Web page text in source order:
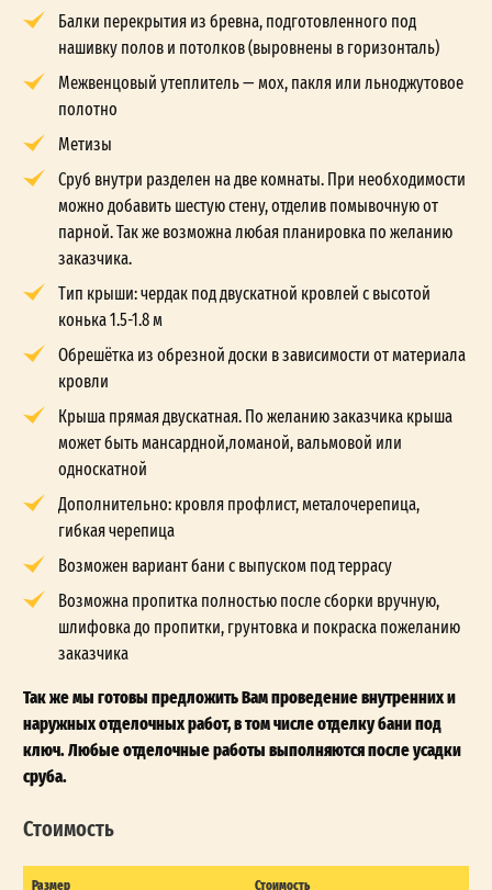
Балки перекрытия из бревна, подготовленного под
нашивку полов и потолков (выровнены в горизонталь)
Межвенцовый утеплитель — мох, пакля или льноджутовое
полотно
Метизы
Сруб внутри разделен на две комнаты. При необходимости
можно добавить шестую стену, отделив помывочную от
парной. Так же возможна любая планировка по желанию
заказчика.
Тип крыши: чердак под двускатной кровлей с высотой
конька 1.5-1.8 м
Обрешётка из обрезной доски в зависимости от материала
кровли
Крыша прямая двускатная. По желанию заказчика крыша
может быть мансардной,ломаной, вальмовой или
односкатной
Дополнительно: кровля профлист, металочерепица,
гибкая черепица
Возможен вариант бани с выпуском под террасу
Возможна пропитка полностью после сборки вручную,
шлифовка до пропитки, грунтовка и покраска пожеланию
заказчика
Так же мы готовы предложить Вам проведение внутренних и
наружных отделочных работ, в том числе отделку бани под
ключ. Любые отделочные работы выполняются после усадки
сруба.
Стоимость
Размер Стоимость